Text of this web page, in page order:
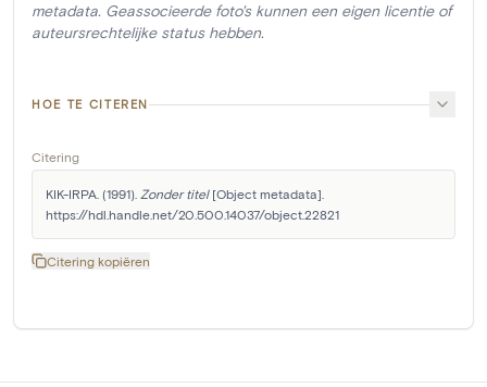
metadata. Geassocieerde foto's kunnen een eigen licentie of
auteursrechtelijke status hebben.
HOE TE CITEREN
Citering
KIK-IRPA. (1991). Zonder titel [Object metadata].
https://hdl.handle.net/20.500.14037/object.22821
Citering kopiëren